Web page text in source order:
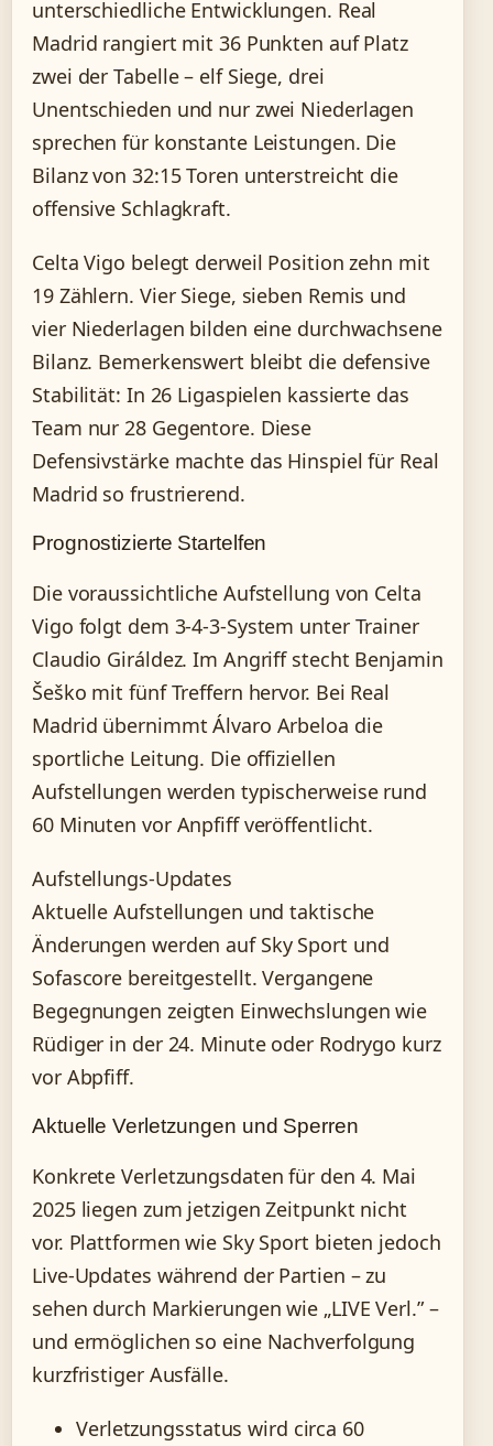
unterschiedliche Entwicklungen. Real
Madrid rangiert mit 36 Punkten auf Platz
zwei der Tabelle – elf Siege, drei
Unentschieden und nur zwei Niederlagen
sprechen für konstante Leistungen. Die
Bilanz von 32:15 Toren unterstreicht die
offensive Schlagkraft.
Celta Vigo belegt derweil Position zehn mit
19 Zählern. Vier Siege, sieben Remis und
vier Niederlagen bilden eine durchwachsene
Bilanz. Bemerkenswert bleibt die defensive
Stabilität: In 26 Ligaspielen kassierte das
Team nur 28 Gegentore. Diese
Defensivstärke machte das Hinspiel für Real
Madrid so frustrierend.
Prognostizierte Startelfen
Die voraussichtliche Aufstellung von Celta
Vigo folgt dem 3-4-3-System unter Trainer
Claudio Giráldez. Im Angriff stecht Benjamin
Šeško mit fünf Treffern hervor. Bei Real
Madrid übernimmt Álvaro Arbeloa die
sportliche Leitung. Die offiziellen
Aufstellungen werden typischerweise rund
60 Minuten vor Anpfiff veröffentlicht.
Aufstellungs-Updates
Aktuelle Aufstellungen und taktische
Änderungen werden auf Sky Sport und
Sofascore bereitgestellt. Vergangene
Begegnungen zeigten Einwechslungen wie
Rüdiger in der 24. Minute oder Rodrygo kurz
vor Abpfiff.
Aktuelle Verletzungen und Sperren
Konkrete Verletzungsdaten für den 4. Mai
2025 liegen zum jetzigen Zeitpunkt nicht
vor. Plattformen wie Sky Sport bieten jedoch
Live-Updates während der Partien – zu
sehen durch Markierungen wie „LIVE Verl.” –
und ermöglichen so eine Nachverfolgung
kurzfristiger Ausfälle.
Verletzungsstatus wird circa 60